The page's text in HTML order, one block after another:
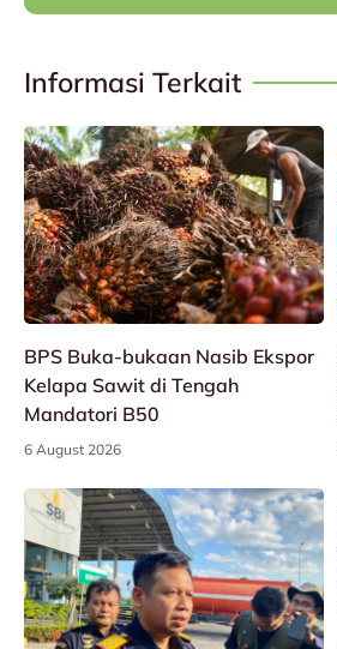
Informasi Terkait
BPS Buka-bukaan Nasib Ekspor
Kelapa Sawit di Tengah
Mandatori B50
6 August 2026